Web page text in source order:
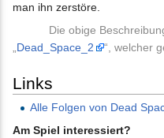
man ihn zerstöre.
Die obige
Dead_Space_2 “, welcher
Links
Alle Folgen von Dead
Am Spiel interessiert?